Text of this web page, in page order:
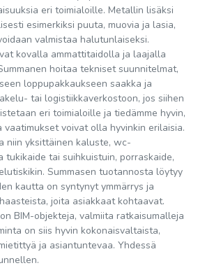
eri toimialoille. Metallin lisäksi
esimerkiksi puuta, muovia ja lasia,
valmistaa halutunlaiseksi.
kovalla ammattitaidolla ja laajalla
hoitaa tekniset suunnitelmat,
loppupakkaukseen saakka ja
tai logistiikkaverkostoon, jos siihen
eri toimialoille ja tiedämme hyvin,
voivat olla hyvinkin erilaisia.
niin yksittäinen kaluste, wc-
tukikaide tai suihkuistuin, porraskaide,
Summasen tuotannosta löytyy
kautta on syntynyt ymmärrys ja
joita asiakkaat kohtaavat.
BIM-objekteja, valmiita ratkaisumalleja
on siis hyvin kokonaisvaltaista,
ja asiantuntevaa. Yhdessä